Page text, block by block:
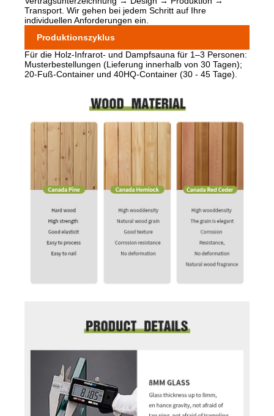
Transport. Wir gehen bei jedem Schritt auf Ihre
individuellen Anforderungen ein.
Produktionszyklus
Für die Holz-Infrarot- und Dampfsauna für 1–3 Personen:
Musterbestellungen (Lieferung innerhalb von 30 Tagen);
20-Fuß-Container und 40HQ-Container (30 - 45 Tage).